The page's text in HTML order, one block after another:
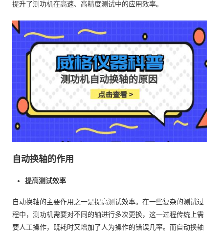
提升了测功机在高速、高精度测试中的应用效率。
自动换轴的作用
提高测试效率
自动换轴的主要作用之一是提高测试效率。在一些复杂的测试过
程中，测功机需要对不同的轴进行多次更换，这一过程传统上需
要人工操作，既耗时又增加了人为操作的错误几率。而自动换轴